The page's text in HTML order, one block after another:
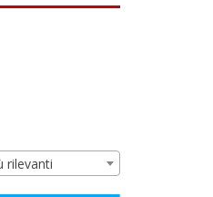
rilevanti